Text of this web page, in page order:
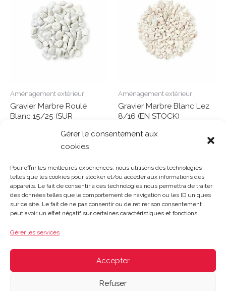
Gérer le consentement aux
cookies
Pour offrir les meilleures expériences, nous utilisons des technologies
telles que les cookies pour stocker et/ou accéder aux informations des
appareils. Le fait de consentir à ces technologies nous permettra de traiter
des données telles que le comportement de navigation ou les ID uniques
sur ce site. Le fait de ne pas consentir ou de retirer son consentement
peut avoir un effet négatif sur certaines caractéristiques et fonctions.
Gérer les services
Accepter
Refuser
Aménagement extérieur
Gravier Marbre Roulé
Blanc 15/25 (SUR
5
Aménagement extérieur
Gravier Marbre Blanc Lez
8/16 (EN STOCK)
Note
Gosset Matériaux 2023 © Tous droits réservés |Mentions
Le samedi : 8h-12h